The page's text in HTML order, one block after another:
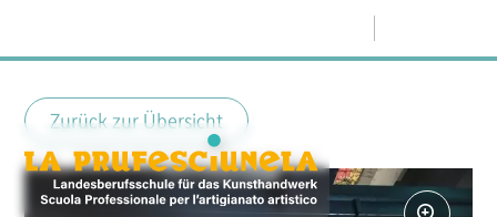
Zurück zur Übersicht